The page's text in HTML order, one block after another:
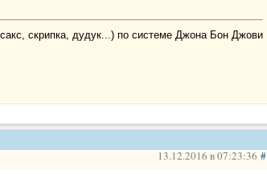
скрипка, дудук...) по системе Джона Бон Джови
13.12.2016 в 07:23:36 #